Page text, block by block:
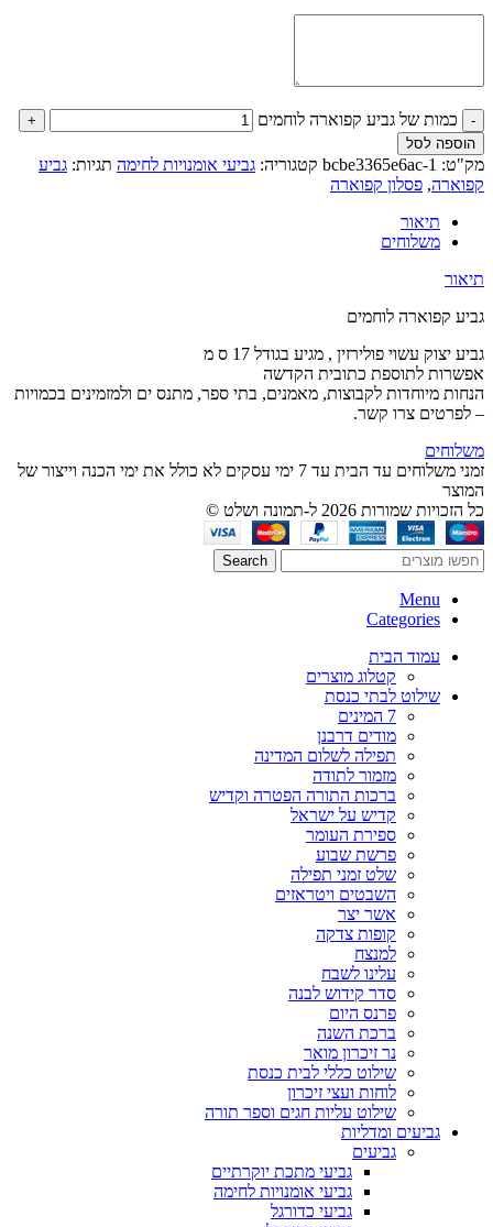
כמות של גביע קפוארה לוחמים
הוספה לסל
מק"ט: bcbe3365e6ac-1 קטגוריה: גביעי אומנויות לחימה תגיות: גביע
קפוארה, פסלון קפוארה
תיאור
משלוחים
תיאור
גביע קפוארה לוחמים
גביע יצוק עשוי פולירזין , מגיע בגודל 17 ס מ
אפשרות לתוספת כתובית הקדשה
הנחות מיוחדות לקבוצות, מאמנים, בתי ספר, מתנס ים ולמזמינים בכמויות
– לפרטים צרו קשר.
משלוחים
זמני משלוחים עד הבית עד 7 ימי עסקים לא כולל את ימי הכנה וייצור של
המוצר
כל הזכויות שמורות 2026 ל-תמונה ושלט ©
Search
Menu
Categories
עמוד הבית
קטלוג מוצרים
שילוט לבתי כנסת
7 המינים
מודים דרבנן
תפילה לשלום המדינה
מזמור לתודה
ברכות התורה הפטרה וקדיש
קדיש על ישראל
ספירת העומר
פרשת שבוע
שלט זמני תפילה
השבטים ויטראזים
אשר יצר
קופות צדקה
למנצח
עלינו לשבח
סדר קידוש לבנה
פרנס היום
ברכת השנה
נר זיכרון מואר
שילוט כללי לבית כנסת
לוחות ועצי זיכרון
שילוט עליות חגים וספר תורה
גביעים ומדליות
גביעים
גביעי מתכת יוקרתיים
גביעי אומנויות לחימה
גביעי כדורגל